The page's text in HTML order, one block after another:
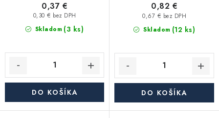
Skladom (3 ks)
0,30 € bez DPH
0,37 €
DO KOŠÍKA
Skladom (12 ks)
0,67 € bez DPH
0,82 €
DO KOŠÍKA